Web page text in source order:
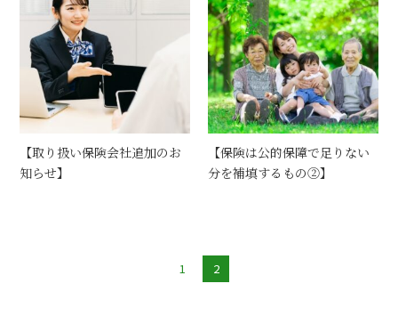
【取り扱い保険会社追加のお
知らせ】
【保険は公的保障で足りない
分を補填するもの②】
1 2